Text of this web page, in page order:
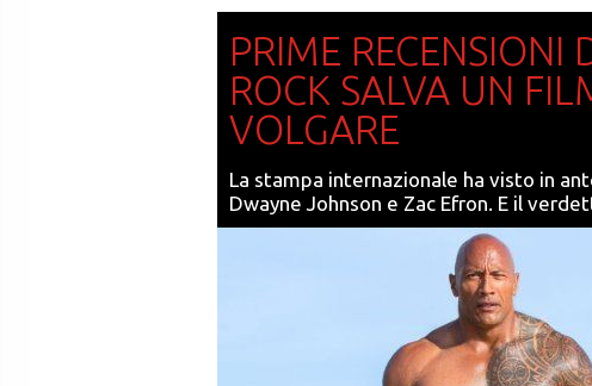
PRIME RECENSIONI
ROCK SALVA UN
VOLGARE
La stampa internazionale ha visto in
Dwayne Johnson e Zac Efron. E il